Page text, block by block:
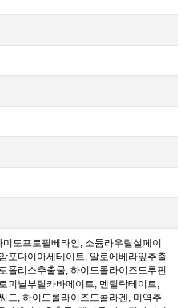
도프로필베타인, 소듐라우릴설페이
포다이아세테이트, 알로에베라잎추출
폴리스추출물, 하이드롤라이즈드루핀
피닐부틸카바메이트, 멘틸락테이트,
드, 하이드롤라이즈드콜라겐, 미역추